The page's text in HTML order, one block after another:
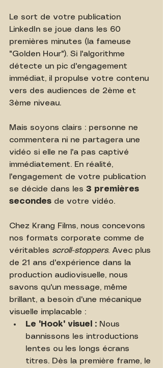
Le sort de votre publication
LinkedIn se joue dans les 60
premières minutes (la fameuse
"Golden Hour"). Si l'algorithme
détecte un pic d'engagement
immédiat, il propulse votre contenu
vers des audiences de 2ème et
3ème niveau.
Mais soyons clairs : personne ne
commentera ni ne partagera une
vidéo si elle ne l'a pas captivé
immédiatement. En réalité,
l'engagement de votre publication
se décide dans les 3 premières
secondes de votre vidéo.
Chez Krang Films, nous concevons
nos formats corporate comme de
véritables scroll-stoppers. Avec plus
de 21 ans d'expérience dans la
production audiovisuelle, nous
savons qu'un message, même
brillant, a besoin d'une mécanique
visuelle implacable :
Le "Hook" visuel : Nous
bannissons les introductions
lentes ou les longs écrans
titres. Dès la première frame, le